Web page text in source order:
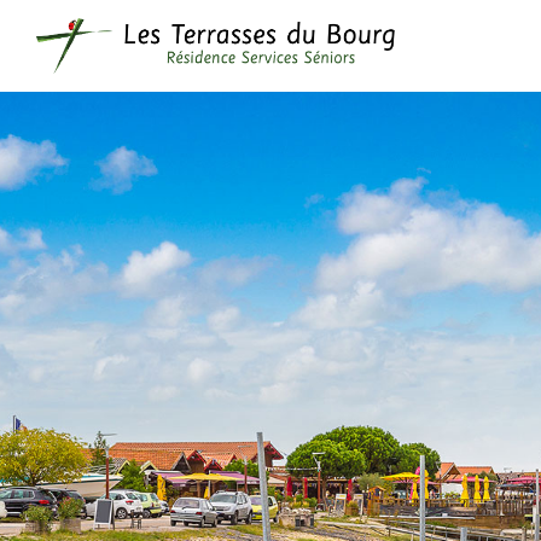
[vc_row parallax=”content-moving”][vc_column]